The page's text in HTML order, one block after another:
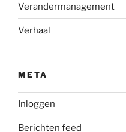
Verandermanagement
Verhaal
META
Inloggen
Berichten feed